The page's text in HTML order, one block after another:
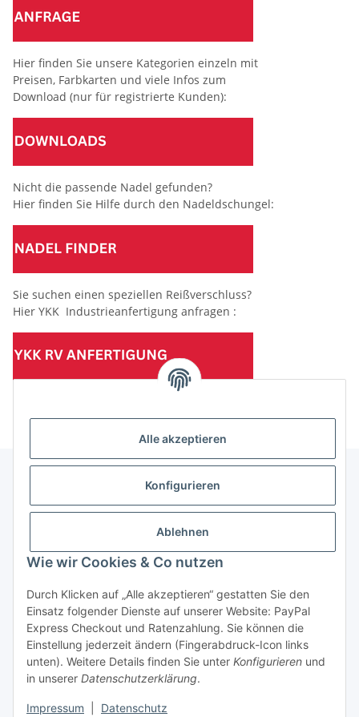
Alle akzeptieren
Konfigurieren
Ablehnen
Wie wir Cookies & Co nutzen
Durch Klicken auf „Alle akzeptieren“ gestatten Sie den
Einsatz folgender Dienste auf unserer Website: PayPal
Express Checkout und Ratenzahlung. Sie können die
Einstellung jederzeit ändern (Fingerabdruck-Icon links
unten). Weitere Details finden Sie unter Konfigurieren und
in unserer Datenschutzerklärung.
Impressum Datenschutz
Hier finden Sie unsere Kategorien einzeln mit
Preisen, Farbkarten und viele Infos zum
Download (nur für registrierte Kunden):
Nicht die passende Nadel gefunden?
Hier finden Sie Hilfe durch den Nadeldschungel:
Sie suchen einen speziellen Reißverschluss?
Hier YKK Industrieanfertigung anfragen :
(Mindesttabnahmemenge 10 Stück je Länge und Farbe)
Informationen
Gesetzliche Informationen
Vertrag widerrufen
* Alle Preise zzgl. gesetzlicher USt., zzgl.